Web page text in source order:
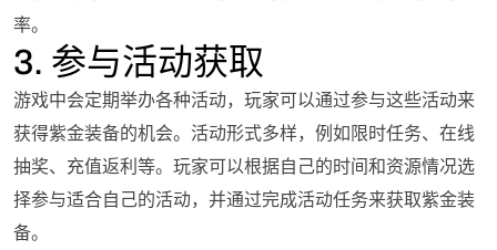
率。
3. 参与活动获取
游戏中会定期举办各种活动，玩家可以通过参与这些活动来
获得紫金装备的机会。活动形式多样，例如限时任务、在线
抽奖、充值返利等。玩家可以根据自己的时间和资源情况选
择参与适合自己的活动，并通过完成活动任务来获取紫金装
备。